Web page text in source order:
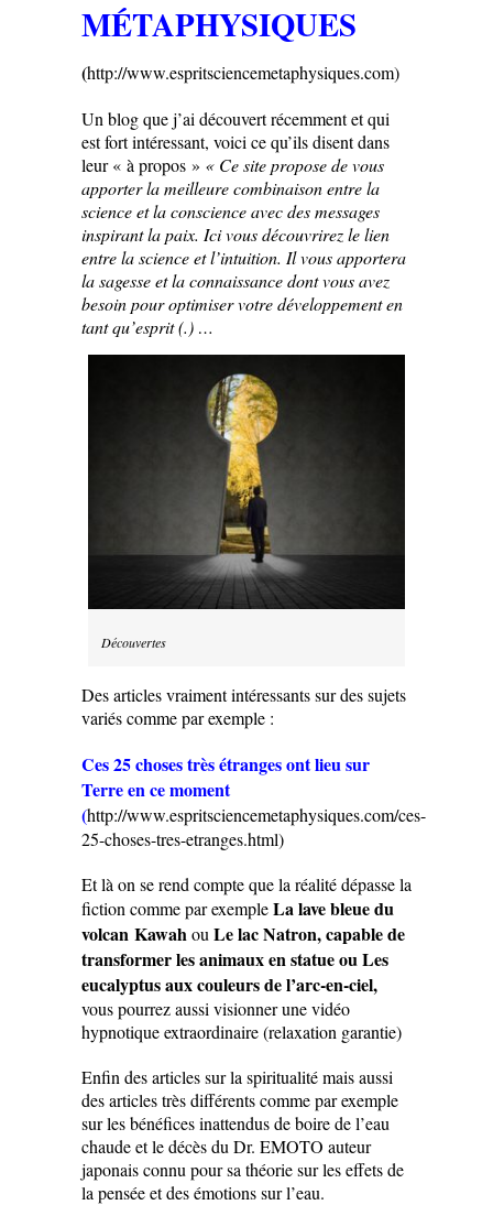
MÉTAPHYSIQUES
(http://www.espritsciencemetaphysiques.com)
Un blog que j’ai découvert récemment et qui
est fort intéressant, voici ce qu’ils disent dans
leur « à propos » « Ce site propose de vous
apporter la meilleure combinaison entre la
science et la conscience avec des messages
inspirant la paix. Ici vous découvrirez le lien
entre la science et l’intuition. Il vous apportera
la sagesse et la connaissance dont vous avez
besoin pour optimiser votre développement en
tant qu’esprit (.) …
Découvertes
Des articles vraiment intéressants sur des sujets
variés comme par exemple :
Ces 25 choses très étranges ont lieu sur
Terre en ce moment
(http://www.espritsciencemetaphysiques.com/ces-
25-choses-tres-etranges.html)
Et là on se rend compte que la réalité dépasse la
fiction comme par exempleLa lave bleue du
volcan Kawahou Le lac Natron, capable de
transformer les animaux en statue ou Les
eucalyptus aux couleurs de l’arc-en-ciel,
vous pourrez aussi visionner une vidéo
hypnotique extraordinaire (relaxation garantie)
Enfin des articles sur la spiritualité mais aussi
des articles très différents comme par exemple
sur les bénéfices inattendus de boire de l’eau
chaude et le décès du Dr. EMOTO auteur
japonais connu pour sa théorie sur les effets de
la pensée et des émotions sur l’eau.